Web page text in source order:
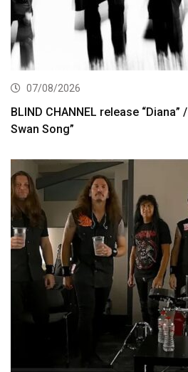
07/08/2026
BLIND CHANNEL release “Diana”
Swan Song”